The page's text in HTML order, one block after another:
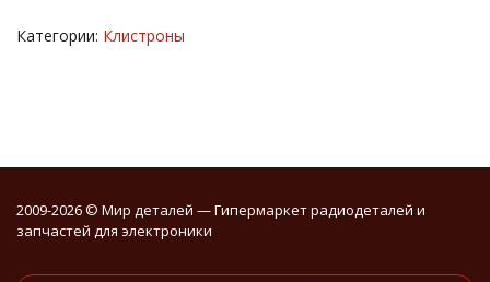
Категории: Клистроны
2009-2026 © Мир деталей — Гипермаркет радиодеталей и
запчастей для электроники